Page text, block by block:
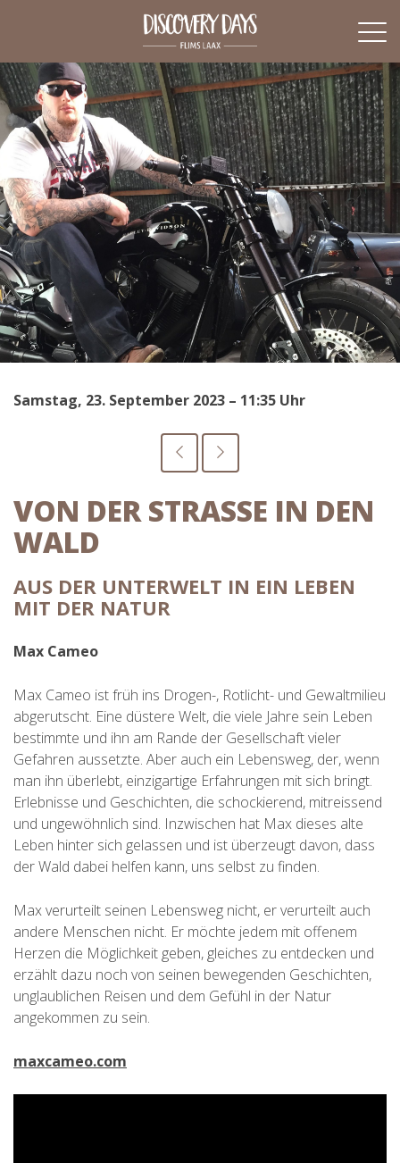
Samstag, 23. September 2023 – 11:35 Uhr
VON DER STRASSE IN DEN
WALD
AUS DER UNTERWELT IN EIN LEBEN
MIT DER NATUR
Max Cameo
Max Cameo ist früh ins Drogen-, Rotlicht- und Gewaltmilieu
abgerutscht. Eine düstere Welt, die viele Jahre sein Leben
bestimmte und ihn am Rande der Gesellschaft vieler
Gefahren aussetzte. Aber auch ein Lebensweg, der, wenn
man ihn überlebt, einzigartige Erfahrungen mit sich bringt.
Erlebnisse und Geschichten, die schockierend, mitreissend
und ungewöhnlich sind. Inzwischen hat Max dieses alte
Leben hinter sich gelassen und ist überzeugt davon, dass
der Wald dabei helfen kann, uns selbst zu finden.
Max verurteilt seinen Lebensweg nicht, er verurteilt auch
andere Menschen nicht. Er möchte jedem mit offenem
Herzen die Möglichkeit geben, gleiches zu entdecken und
erzählt dazu noch von seinen bewegenden Geschichten,
unglaublichen Reisen und dem Gefühl in der Natur
angekommen zu sein.
maxcameo.com